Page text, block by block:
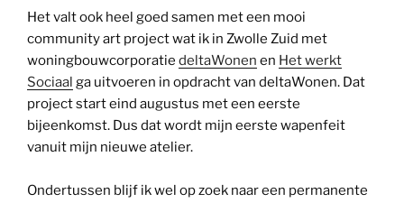
Het valt ook heel goed samen met een mooi
community art project wat ik in Zwolle Zuid met
woningbouwcorporatie deltaWonen en Het werkt
Sociaal ga uitvoeren in opdracht van deltaWonen. Dat
project start eind augustus met een eerste
bijeenkomst. Dus dat wordt mijn eerste wapenfeit
vanuit mijn nieuwe atelier.
Ondertussen blijf ik wel op zoek naar een permanente